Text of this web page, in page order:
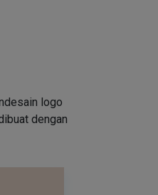
logo
dengan